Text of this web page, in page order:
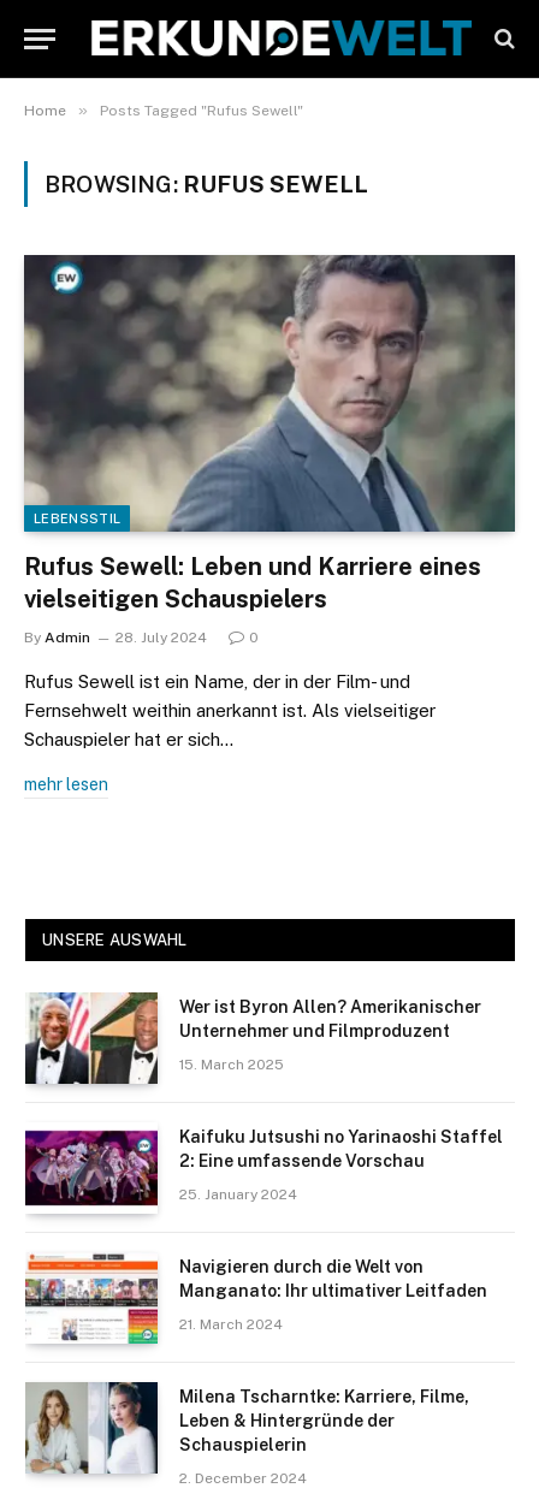
Home » Posts Tagged "Rufus Sewell"
BROWSING: RUFUS SEWELL
LEBENSSTIL
Rufus Sewell: Leben und Karriere eines
vielseitigen Schauspielers
By Admin 28. July 2024 0
Rufus Sewell ist ein Name, der in der Film- und
Fernsehwelt weithin anerkannt ist. Als vielseitiger
Schauspieler hat er sich…
mehr lesen
UNSERE AUSWAHL
Wer ist Byron Allen? Amerikanischer
Unternehmer und Filmproduzent
15. March 2025
Kaifuku Jutsushi no Yarinaoshi Staffel
2: Eine umfassende Vorschau
25. January 2024
Navigieren durch die Welt von
Manganato: Ihr ultimativer Leitfaden
21. March 2024
Milena Tscharntke: Karriere, Filme,
Leben & Hintergründe der
Schauspielerin
2. December 2024